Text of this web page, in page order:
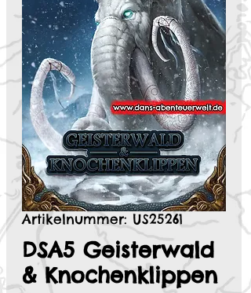
Artikelnummer: US25261
DSA5 Geisterwald
& Knochenklippen